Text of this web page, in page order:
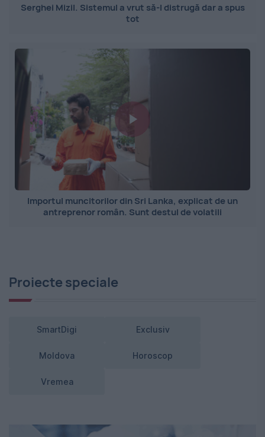
Serghei Mizil. Sistemul a vrut să-l distrugă dar a spus
tot
Importul muncitorilor din Sri Lanka, explicat de un
antreprenor român. Sunt destul de volatili
Proiecte speciale
SmartDigi Exclusiv
Moldova Horoscop
Vremea